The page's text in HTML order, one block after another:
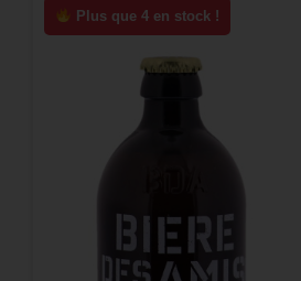
Plus que 4 en stock !